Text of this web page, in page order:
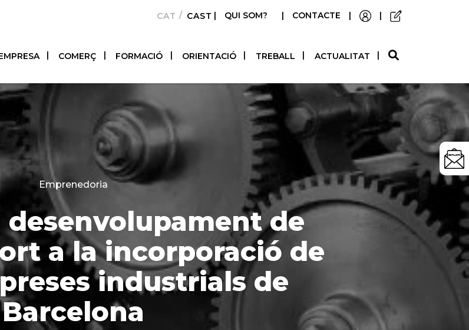
CATALÀCASTELLANO
| QUI SOM? | CONTACTE | |
COMERÇ FORMACIÓ ORIENTACIÓ TREBALL ACTUALITAT
Categories
Emprenedoria
de
a la incorporació de
industrials de
Barcelona